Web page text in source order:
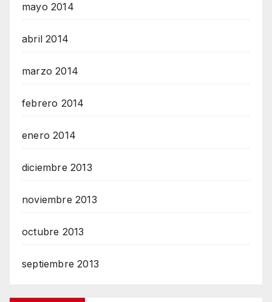
mayo 2014
abril 2014
marzo 2014
febrero 2014
enero 2014
diciembre 2013
noviembre 2013
octubre 2013
septiembre 2013